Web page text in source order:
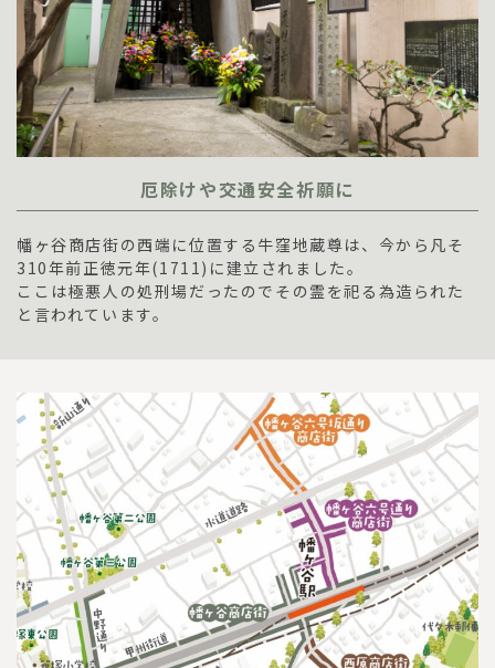
厄除けや交通安全祈願に
幡ヶ谷商店街の西端に位置する牛窪地蔵尊は、今から凡そ
310年前正徳元年(1711)に建立されました。
ここは極悪人の処刑場だったのでその霊を祀る為造られた
と言われています。